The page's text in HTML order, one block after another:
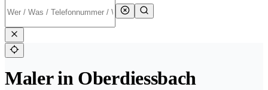
Maler in Oberdiessbach